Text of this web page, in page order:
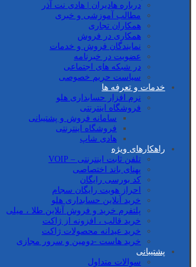
درباره هادیران | هادی نت آذر
مطالب آموزشی و خبری
همکاران تجاری
همکاری در فروش
نمایندگان فروش و خدمات
عضویت در خبرنامه
در شبکه های اجتماعی
سیاست حریم خصوصی
خدمات و تعرفه ها
نرم افزار حسابداری هلو
فروشگاه اینترنتی
سامانه فروش و پشتیبانی
فروشگاه اینترنتی
هادی شاپ
راهکارهای ویژه
تلفن ثابت اینترنتی – VOIP
پهنای باند اختصاصی
کد بورسی رایگان
احراز هویت رایگان سجام
خرید آنلاین حسابداری هلو
پلتفرم خرید و فروش آنلاین طلا ، میلی
خرید قالب ، افزونه از ژاکت
خرید عیدانه محصولات ژاکت
خرید هاست -دومین و سرور مجازی
پشتیبانی
سوالات متداول